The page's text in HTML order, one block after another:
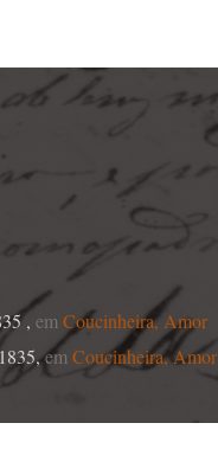
, em Coucinheira, Amor
em Coucinheira, Amor